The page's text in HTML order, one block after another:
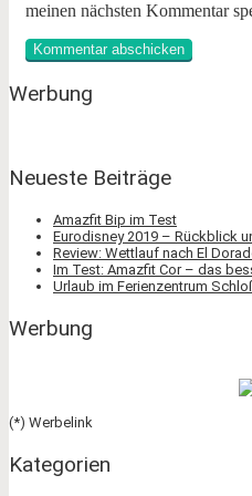
meinen nächsten Kommentar
Werbung
Neueste Beiträge
Amazfit Bip im Test
Eurodisney 2019 – Rückblick
Review: Wettlauf nach El
Im Test: Amazfit Cor – das
Urlaub im Ferienzentrum
Werbung
(*) Werbelink
Kategorien